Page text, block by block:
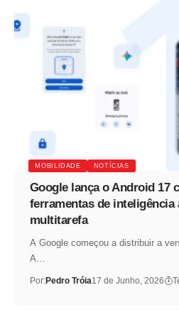
MOBILIDADE NOTÍCIAS
Google lança o Android 17
ferramentas de inteligência
multitarefa
A Google começou a distribuir a
A…
Por:Pedro Tróia17 de Junho, 2026